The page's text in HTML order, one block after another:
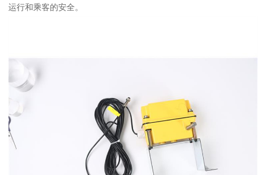
运行和乘客的安全。